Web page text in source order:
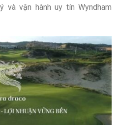
vận hành uy tín Wyndham